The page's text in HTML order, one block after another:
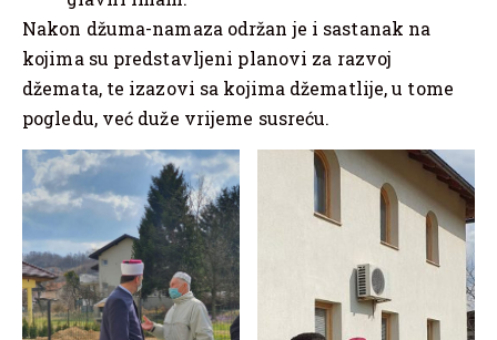
Nakon džuma-namaza održan je i sastanak na
kojima su predstavljeni planovi za razvoj
džemata, te izazovi sa kojima džematlije, u tome
pogledu, već duže vrijeme susreću.